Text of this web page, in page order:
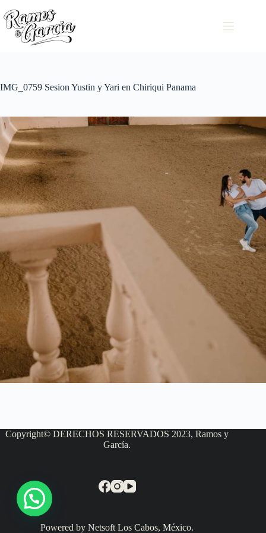
IMG_0759 Sesion Yustin y Yari en Chiriqui Panama
Copyright© DERECHOS RESERVADOS 2023, Ramos y
García.
Powered by Netsoft Los Cabos, México.